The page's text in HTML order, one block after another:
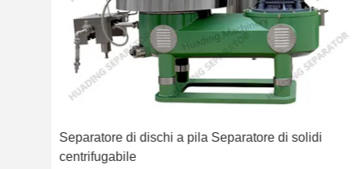
Separatore di dischi a pila Separatore di solidi
centrifugabile